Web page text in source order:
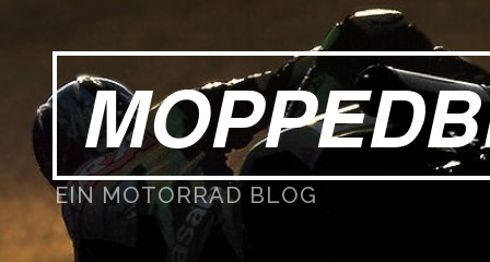
EIN MOTORRAD BLOG